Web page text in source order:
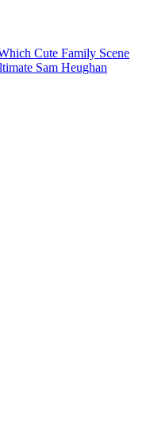
Cute Family Scene
Sam Heughan